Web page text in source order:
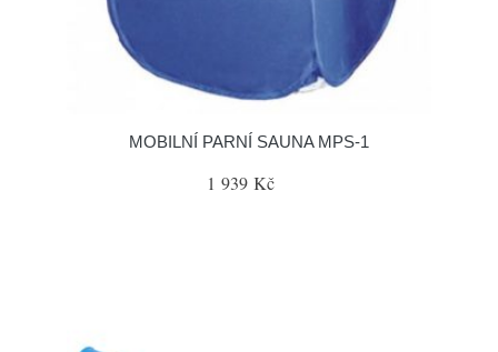
MOBILNÍ PARNÍ SAUNA MPS-1
1 939 Kč